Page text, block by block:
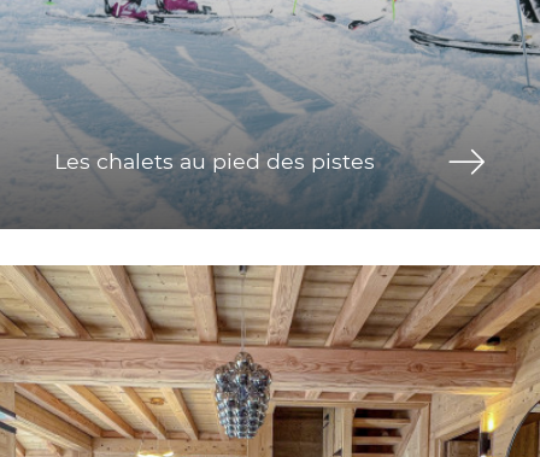
Les chalets au pied des pistes